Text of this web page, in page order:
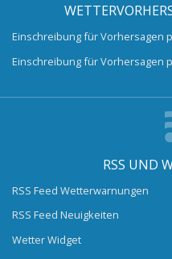
Einschreibung für Vorhersagen
Einschreibung für Vorhersagen
RSS UND
RSS Feed Wetterwarnungen
RSS Feed Neuigkeiten
Wetter Widget